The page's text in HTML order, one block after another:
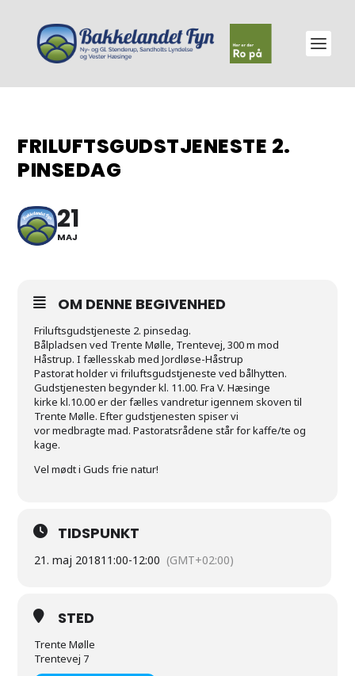
FRILUFTSGUDSTJENESTE 2.
PINSEDAG
21
MAJ
OM DENNE BEGIVENHED
Friluftsgudstjeneste 2. pinsedag.
Bålpladsen ved Trente Mølle, Trentevej, 300 m mod
Håstrup. I fællesskab med Jordløse-Håstrup
Pastorat holder vi friluftsgudstjeneste ved bålhytten.
Gudstjenesten begynder kl. 11.00. Fra V. Hæsinge
kirke kl.10.00 er der fælles vandretur igennem skoven til
Trente Mølle. Efter gudstjenesten spiser vi
vor medbragte mad. Pastoratsrådene står for kaffe/te og
kage.
Vel mødt i Guds frie natur!
TIDSPUNKT
21. maj 201811:00-12:00 (GMT+02:00)
STED
Trente Mølle
Trentevej 7